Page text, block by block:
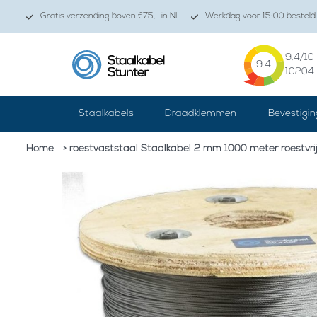
Gratis verzending boven €75,- in NL Werkdag voor 15:00
9.4
9.4/10
10204
Staalkabels Draadklemmen
Home > roestvaststaal Staalkabel 2 mm 1000 meter